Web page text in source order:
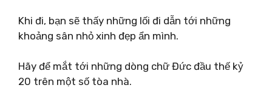
Khi đi, bạn sẽ thấy những lối đi dẫn tới những
khoảng sân nhỏ xinh đẹp ẩn mình.
Hãy để mắt tới những dòng chữ Đức đầu thế kỷ
20 trên một số tòa nhà.